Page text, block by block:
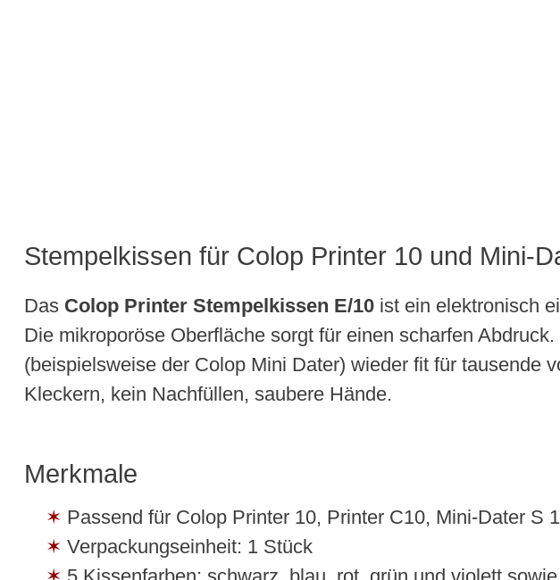
Stempelkissen für Colop Printer 10 und Mini-
Das Colop Printer Stempelkissen E/10ist ein elektronisch
Die mikroporöse Oberfläche sorgt für einen scharfen
(beispielsweise der Colop Mini Dater) wieder fit für tausende
Kleckern, kein Nachfüllen, saubere Hände.
Merkmale
Passend für Colop Printer 10, Printer C10, Mini-Dater S
Verpackungseinheit: 1 Stück